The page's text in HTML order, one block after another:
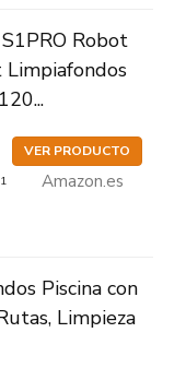
Robot
VER PRODUCTO
Amazon.es
Piscina con
Limpieza